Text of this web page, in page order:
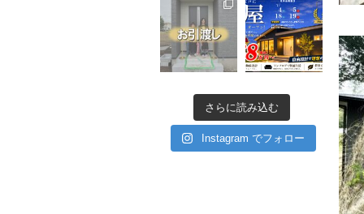
さらに読み込む
Instagram でフォロー